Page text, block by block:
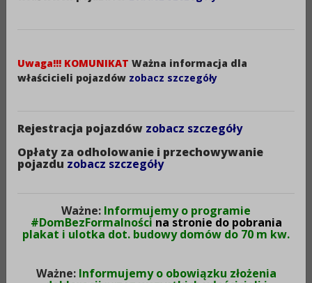
znak sprawy AB.6740.194.2024
Zgodnie z art. 72 ust. 6 ustawy z dnia 3 października
ochronie, udziale społeczeństwa w ochronie
środowiska oraz o ocenach oddziaływania na
środowisko (Dz. U. z 2023r., poz. 1094) informuje się,
decyzję nr 306/2024 odmawiającą zatwierdzenia
Uwaga!!! KOMUNIKAT Ważna informacja dla
właścicieli pojazdów zobacz szczegóły
Rejestracja pojazdów zobacz szczegóły
Opłaty za odholowanie i przechowywanie
pojazdu zobacz szczegóły
Ważne: Informujemy o programie
#DomBezFormalności na stronie do pobrania
plakat i ulotka dot. budowy domów do 70 m kw.
Ważne: Informujemy o obowiązku złożenia